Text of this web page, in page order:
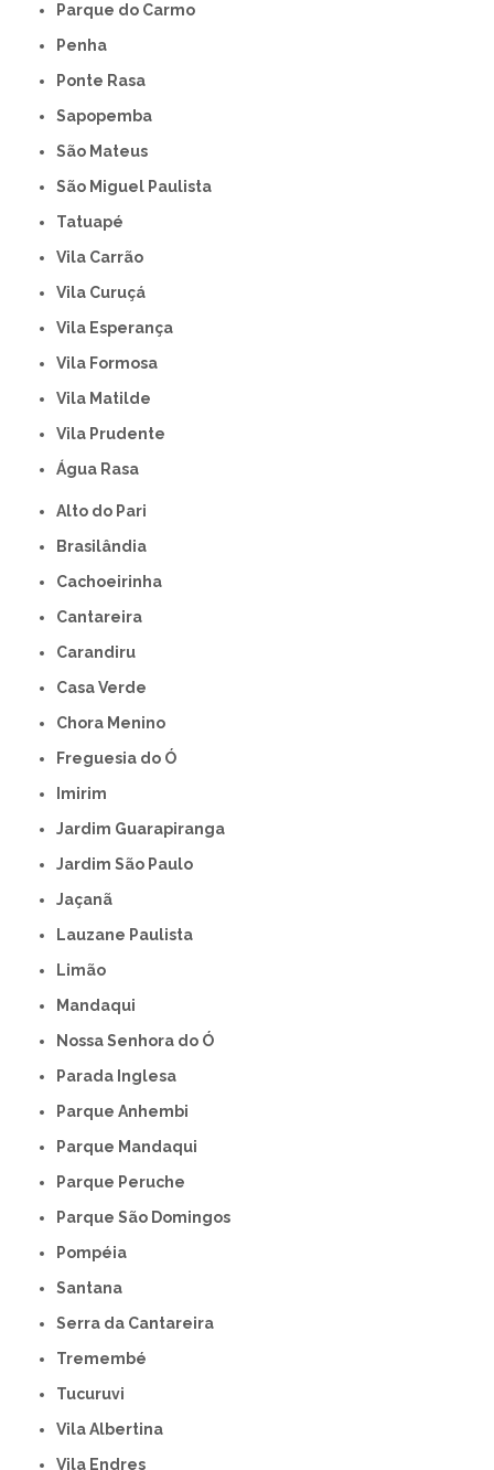
Parque do Carmo
Penha
Ponte Rasa
Sapopemba
São Mateus
São Miguel Paulista
Tatuapé
Vila Carrão
Vila Curuçá
Vila Esperança
Vila Formosa
Vila Matilde
Vila Prudente
Água Rasa
Alto do Pari
Brasilândia
Cachoeirinha
Cantareira
Carandiru
Casa Verde
Chora Menino
Freguesia do Ó
Imirim
Jardim Guarapiranga
Jardim São Paulo
Jaçanã
Lauzane Paulista
Limão
Mandaqui
Nossa Senhora do Ó
Parada Inglesa
Parque Anhembi
Parque Mandaqui
Parque Peruche
Parque São Domingos
Pompéia
Santana
Serra da Cantareira
Tremembé
Tucuruvi
Vila Albertina
Vila Endres